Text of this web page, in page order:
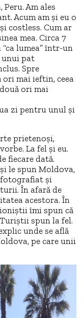
Am ales
Acum am și eu o
costless. Cum ar
mea. Circa 7
lumea” într-un
unui pat
Spre
ori mai ieftin, ceea
ori mai
zi pentru unul și
prietenoși,
La fel și eu.
fiecare dată.
le spun Moldova,
fotografiat și
În afară de
acestora. În
îmi spun că
spun la fel.
unde se află
pe care unii